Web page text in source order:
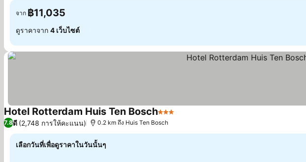
จาก ฿11,035
ดูราคาจาก 4 เว็บไซต์
Hotel Rotterdam Huis Ten Bosch3 ดาว
7.8ดี (2,748 การให้คะแนน) 0.2 km ถึง Huis Ten Bosch
เลือกวันที่เพื่อดูราคาในวันนั้นๆ